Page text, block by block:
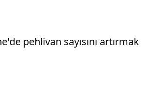
pehlivan sayısını